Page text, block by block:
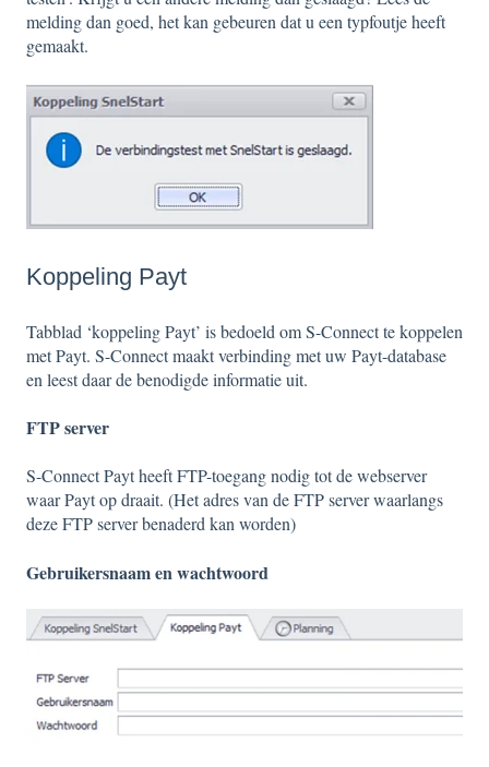
melding dan goed, het kan gebeuren dat u een typfoutje heeft
gemaakt.
Koppeling Payt
Tabblad ‘koppeling Payt’ is bedoeld om S-Connect te koppelen
met Payt. S-Connect maakt verbinding met uw Payt-database
en leest daar de benodigde informatie uit.
FTP server
S-Connect Payt heeft FTP-toegang nodig tot de webserver
waar Payt op draait. (Het adres van de FTP server waarlangs
deze FTP server benaderd kan worden)
Gebruikersnaam en wachtwoord